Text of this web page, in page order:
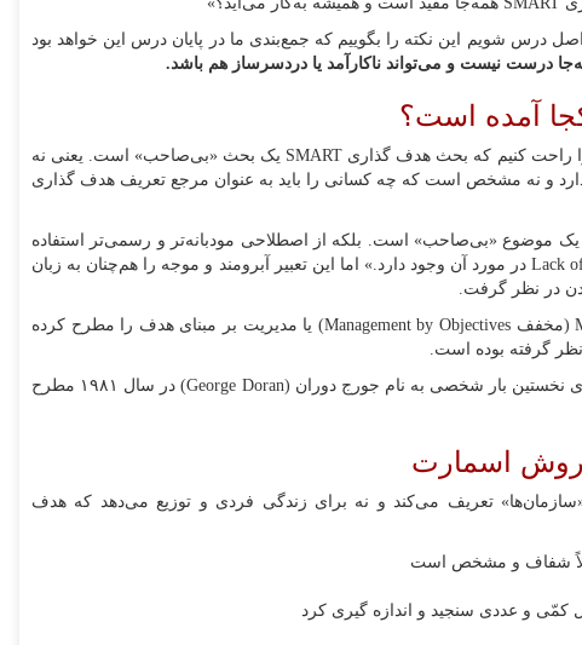
اصل درس شویم این نکته را بگوییم که جمع‌بندی ما در پایان درس این خواهد بود
درست نیست و می‌تواند ناکارآمد یا دردسرساز هم باشد.
آمده است؟
شاید کمی تلخ باشد. اما باید همین‌جا خیال‌تان را راحت کنیم که بحث هدف گذاری SMART یک بحث «بی‌صاحب» است. یعنی نه
و نه مشخص است که چه کسانی را باید به عنوان مرجع تعریف هدف گذاری
یک موضوع «بی‌صاحب» است. بلکه از اصطلاحی مودبانه‌تر و رسمی‌تر استفاده
می‌کنند و می‌گویند «مشکل Lack of author ownership در مورد آن وجود دارد.» اما این تعبیر آبرومند و موجه را هم‌چنان به زبان
در نظر گرفت.
البته این را می‌دانیم که پیتر دراکر مبحث MBO (مخفف Management by Objectives) یا مدیریت بر مبنای هدف را مطرح کرده
گرفته بوده است.
اما به نظر می‌رسد که اصطلاح اسمارت را برای نخستین بار شخصی به نام جورج دوران (George Doran) در سال ۱۹۸۱ مطرح
روش اسمارت
تعریف می‌کند و نه برای زندگی فردی و توزیع می‌دهد که هدف
شفاف و مشخص است
کمّی و عددی سنجید و اندازه گیری کرد